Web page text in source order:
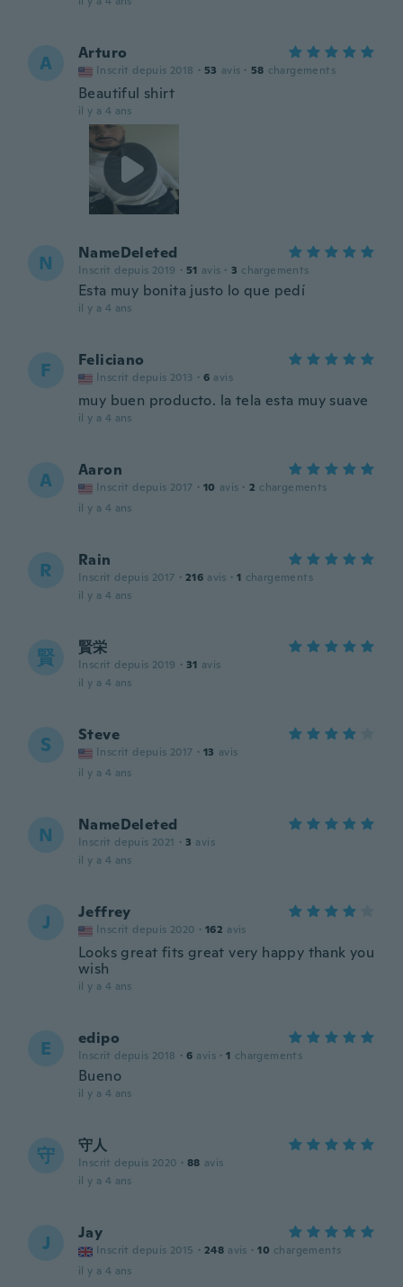
A Arturo
Inscrit depuis 2018 · 53 avis · 58 chargements
Beautiful shirt
il y a 4 ans
N NameDeleted
Inscrit depuis 2019 · 51 avis · 3 chargements
Esta muy bonita justo lo que pedí
il y a 4 ans
F Feliciano
Inscrit depuis 2013 · 6 avis
muy buen producto. la tela esta muy suave
il y a 4 ans
A Aaron
Inscrit depuis 2017 · 10 avis · 2 chargements
il y a 4 ans
R Rain
Inscrit depuis 2017 · 216 avis · 1 chargements
il y a 4 ans
賢 賢栄
Inscrit depuis 2019 · 31 avis
il y a 4 ans
S Steve
Inscrit depuis 2017 · 13 avis
il y a 4 ans
N NameDeleted
Inscrit depuis 2021 · 3 avis
il y a 4 ans
J Jeffrey
Inscrit depuis 2020 · 162 avis
Looks great fits great very happy thank you
wish
il y a 4 ans
E edipo
Inscrit depuis 2018 · 6 avis · 1 chargements
Bueno
il y a 4 ans
守 守人
Inscrit depuis 2020 · 88 avis
il y a 4 ans
J Jay
Inscrit depuis 2015 · 248 avis · 10 chargements
il y a 4 ans